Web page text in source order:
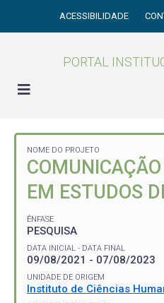
ACESSIBILIDADE
PORTAL
NOME DO PROJETO
EM ESTUDOS
ÊNFASE
PESQUISA
DATA INICIAL - DATA FINAL
09/08/2021 - 07/08/2023
UNIDADE DE ORIGEM
Instituto de Ciências